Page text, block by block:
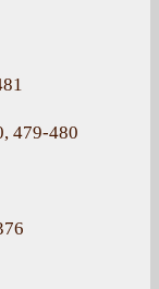
479-480